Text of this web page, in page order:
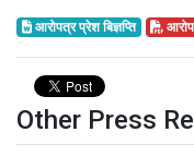
आरोपत्र प्रेश बिज्ञप्ति
Other Press